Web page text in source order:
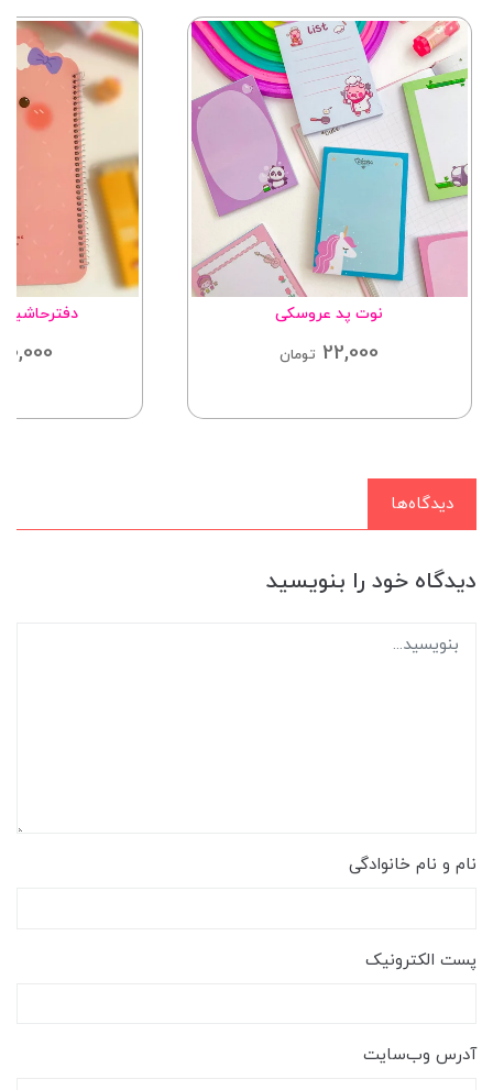
نوت پد عروسکی
22,000 تومان
دفترحاشیه
دیدگاه‌ها
دیدگاه خود را بنویسید
نام و نام خانوادگی
پست الکترونیک
آدرس وب‌سایت